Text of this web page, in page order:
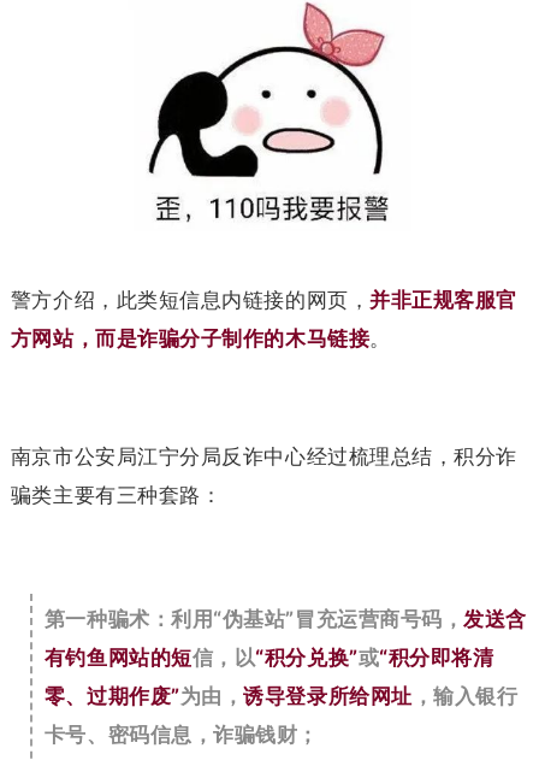
警方介绍，此类短信息内链接的网页，并非正规客服官
方网站，而是诈骗分子制作的木马链接。
南京市公安局江宁分局反诈中心经过梳理总结，积分诈
骗类主要有三种套路：
第一种骗术：利用“伪基站”冒充运营商号码，发送含
有钓鱼网站的短信，以“积分兑换”或“积分即将清
零、过期作废”为由，诱导登录所给网址 ，输入银行
卡号、密码信息，诈骗钱财；